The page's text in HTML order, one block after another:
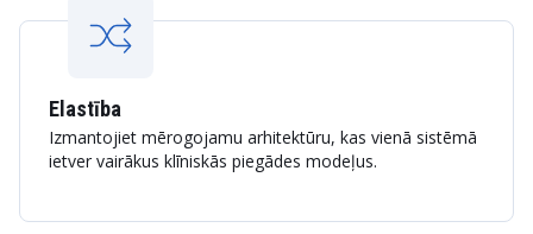
Elastība
Izmantojiet mērogojamu arhitektūru, kas vienā sistēmā
ietver vairākus klīniskās piegādes modeļus.